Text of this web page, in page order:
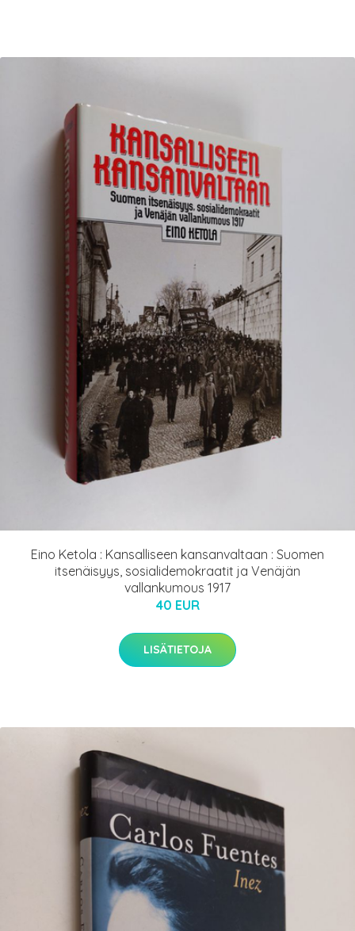
Eino Ketola : Kansalliseen kansanvaltaan : Suomen
itsenäisyys, sosialidemokraatit ja Venäjän
vallankumous 1917
40 EUR
LISÄTIETOJA